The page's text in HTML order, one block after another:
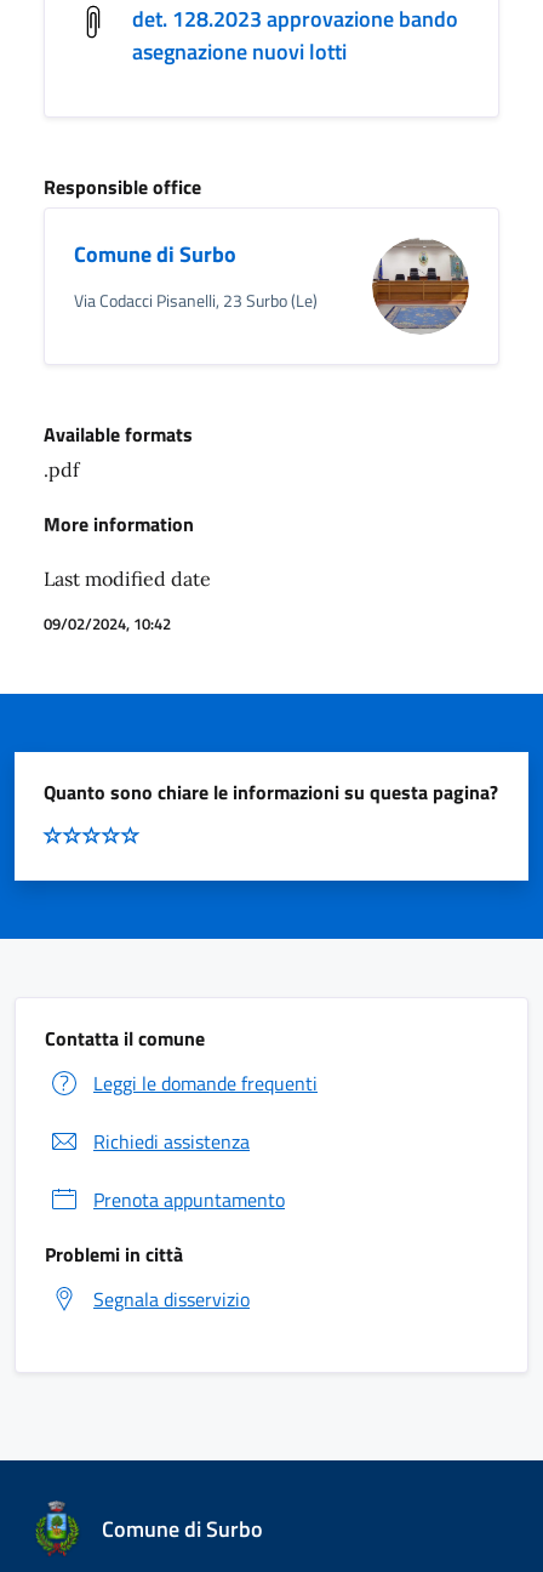
det. 128.2023 approvazione bando
asegnazione nuovi lotti
Responsible office
Comune di Surbo
Via Codacci Pisanelli, 23 Surbo (Le)
Available formats
.pdf
More information
Last modified date
09/02/2024, 10:42
Quanto sono chiare le informazioni su questa pagina?
Contatta il comune
Leggi le domande frequenti
Richiedi assistenza
Prenota appuntamento
Problemi in città
Segnala disservizio
Comune di Surbo